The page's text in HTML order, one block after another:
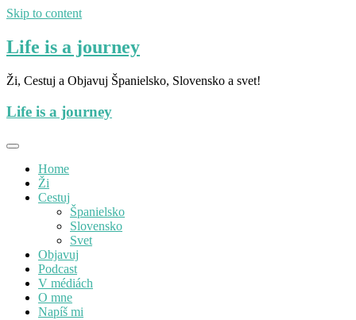
Skip to content
Life is a journey
Ži, Cestuj a Objavuj Španielsko, Slovensko a svet!
Life is a journey
Home
Ži
Cestuj
Španielsko
Slovensko
Svet
Objavuj
Podcast
V médiách
O mne
Napíš mi